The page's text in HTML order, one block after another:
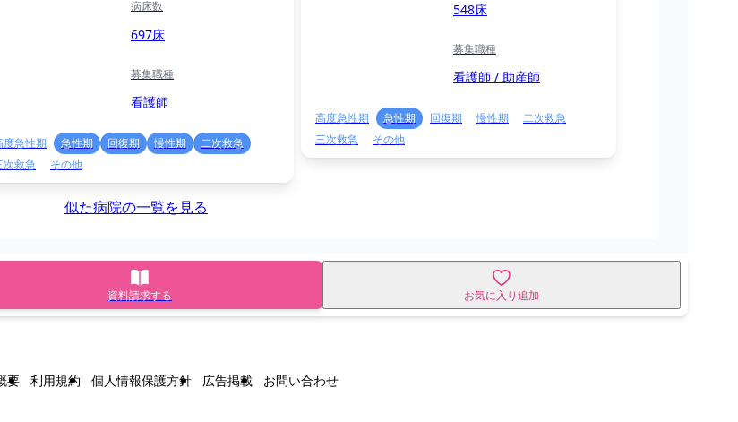
病床数
697床
募集職種
看護師
度急性期 急性期 回復期 慢性期
二次救急
次救急
その他
548床
募集職種
看護師 / 助産師
高度急性期 急性期 回復期 慢性期
二次救急
三次救急
その他
似た病院の一覧を見る
資料請求する お気に入り追加
要 利用規約 個人情報保護方針 広告掲載 お問い合わせ